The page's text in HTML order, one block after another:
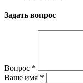
Задать вопрос
Вопрос *
Ваше имя *